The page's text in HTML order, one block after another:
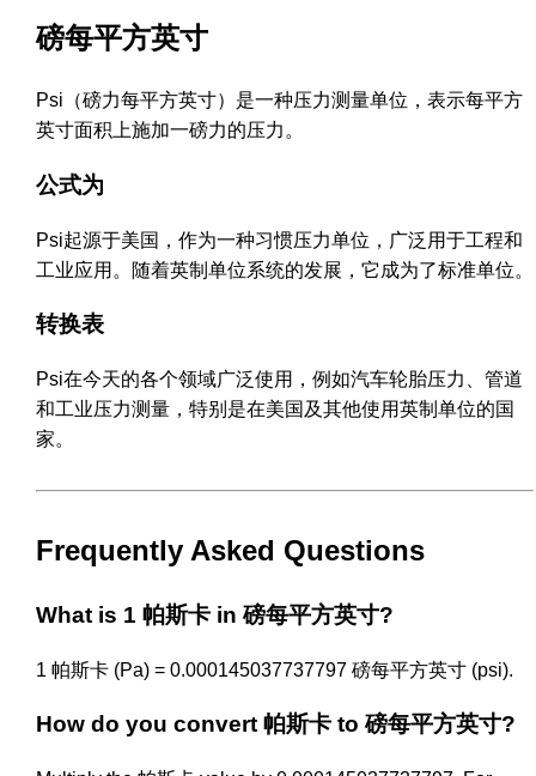
磅每平方英寸
Psi（磅力每平方英寸）是一种压力测量单位，表示每平方
英寸面积上施加一磅力的压力。
公式为
Psi起源于美国，作为一种习惯压力单位，广泛用于工程和
工业应用。随着英制单位系统的发展，它成为了标准单位。
转换表
Psi在今天的各个领域广泛使用，例如汽车轮胎压力、管道
和工业压力测量，特别是在美国及其他使用英制单位的国
家。
Frequently Asked Questions
What is 1 帕斯卡 in 磅每平方英寸?
1 帕斯卡 (Pa) = 0.000145037737797 磅每平方英寸 (psi).
How do you convert 帕斯卡 to 磅每平方英寸?